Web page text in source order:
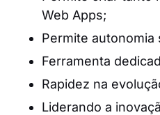
Web Apps;
Permite autonomia
Ferramenta
Rapidez na
Liderando a